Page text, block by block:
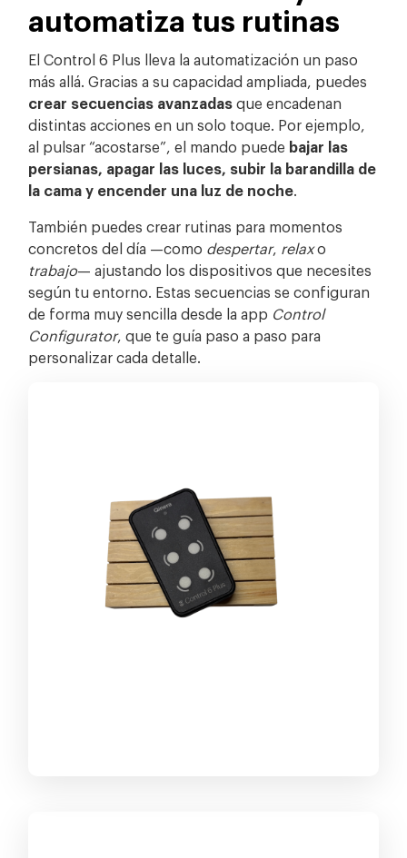
automatiza tus rutinas
El Control 6 Plus lleva la automatización un paso
más allá. Gracias a su capacidad ampliada, puedes
crear secuencias avanzadasque encadenan
distintas acciones en un solo toque. Por ejemplo,
al pulsar “acostarse”, el mando puede bajar las
persianas, apagar las luces, subir la barandilla de
la cama y encender una luz de noche.
También puedes crear rutinas para momentos
concretos del día —como despertar, relaxo
trabajo— ajustando los dispositivos que necesites
según tu entorno. Estas secuencias se configuran
de forma muy sencilla desde la app Control
Configurator, que te guía paso a paso para
personalizar cada detalle.